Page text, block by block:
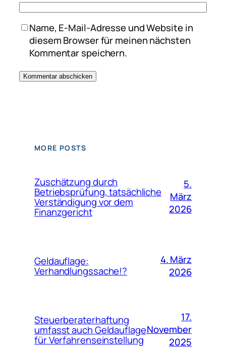
Name, E-Mail-Adresse und Website in
diesem Browser für meinen nächsten
Kommentar speichern.
MORE POSTS
Zuschätzung durch
Betriebsprüfung, tatsächliche
Verständigung vor dem
Finanzgericht
5.
März
2026
Geldauflage:
Verhandlungssache!?
4. März
2026
Steuerberaterhaftung
umfasst auch Geldauflage
für Verfahrenseinstellung
17.
November
2025